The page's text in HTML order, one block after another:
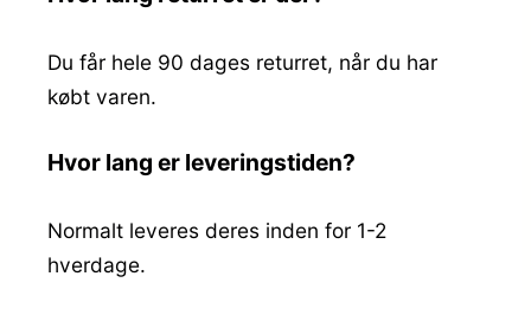
Du får hele 90 dages returret, når du har
købt varen.
Hvor lang er leveringstiden?
Normalt leveres deres inden for 1-2
hverdage.